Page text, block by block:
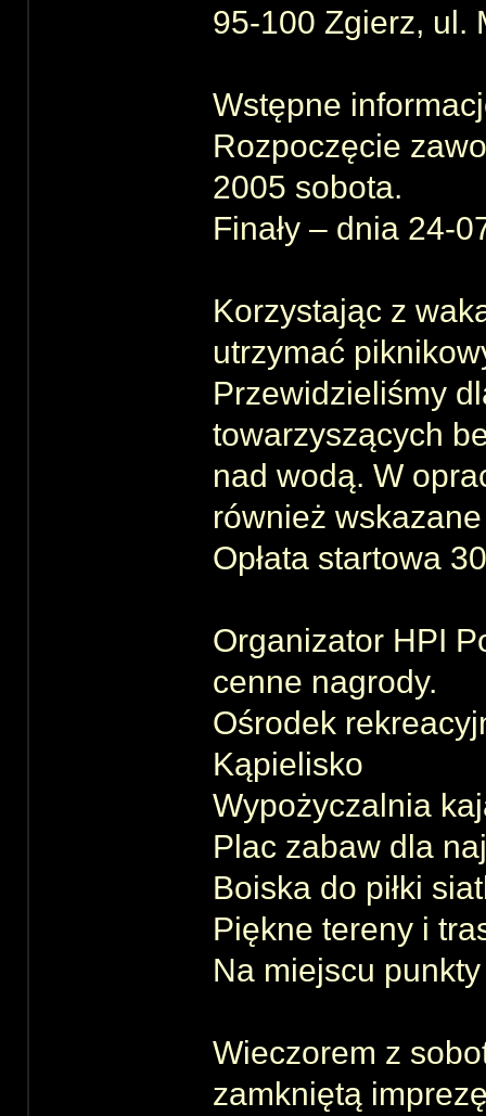
95-100 Zgierz, ul.
Wstępne
Rozpoczęcie
2005 sobota.
Finały – dnia 24-
Korzystając z
utrzymać
Przewidzieliśmy
towarzyszących
nad wodą. W
również
Opłata startowa
Organizator HPI
cenne nagrody.
Ośrodek
Kąpielisko
Wypożyczalnia
Plac zabaw dla
Boiska do piłki
Piękne tereny i
Na miejscu
Wieczorem z
zamkniętą